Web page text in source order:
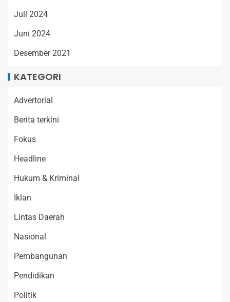
Juli 2024
Juni 2024
Desember 2021
KATEGORI
Advertorial
Berita terkini
Fokus
Headline
Hukum & Kriminal
Iklan
Lintas Daerah
Nasional
Pembangunan
Pendidikan
Politik